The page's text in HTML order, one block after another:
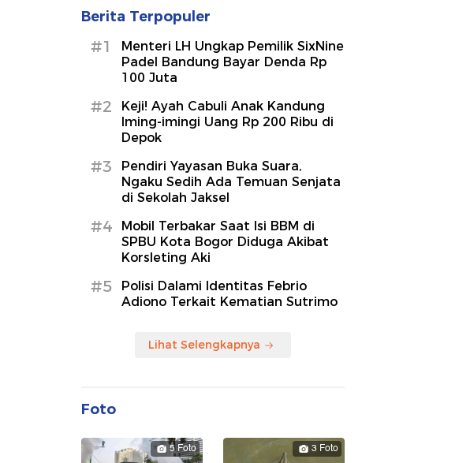
Berita Terpopuler
#1
Menteri LH Ungkap Pemilik SixNine
Padel Bandung Bayar Denda Rp
100 Juta
#2
Keji! Ayah Cabuli Anak Kandung
Iming-imingi Uang Rp 200 Ribu di
Depok
#3
Pendiri Yayasan Buka Suara,
Ngaku Sedih Ada Temuan Senjata
di Sekolah Jaksel
#4
Mobil Terbakar Saat Isi BBM di
SPBU Kota Bogor Diduga Akibat
Korsleting Aki
#5
Polisi Dalami Identitas Febrio
Adiono Terkait Kematian Sutrimo
Lihat Selengkapnya
Foto
5 Foto 3 Foto